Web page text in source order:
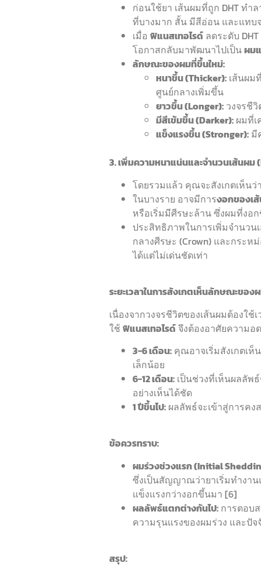
ก่อนใช้ยา เส้นผมที่ถูก DHT ทำ
ที่บางมาก สั้น มีสีอ่อน และแทบ
เมื่อ ฟิแนสเทอไรด์ ลดระดับ
โอกาสกลับมาพัฒนาไปเป็นผม
ลักษณะของผมที่ขึ้นใหม่:
หนาขึ้น (Thicker): เส้นผม
ศูนย์กลางเพิ่มขึ้น
ยาวขึ้น (Longer): วงจรชี
มีสีเข้มขึ้น (Darker): ผมที่
แข็งแรงขึ้น (Stronger): มี
3. เพิ่มความหนาแน่นและจำนวนเส้นผ
โดยรวมแล้ว คุณจะสังเกตเห็นว่า
ในบางราย อาจมีการงอกของเ
หรือเริ่มมีศีรษะล้าน ซึ่งผมที่งอ
ประสิทธิภาพในการเพิ่มจำนว
กลางศีรษะ (Crown) และกระ
ได้แต่ไม่เด่นชัดเท่า
ระยะเวลาในการสังเกตเห็นลักษณะของ
เนื่องจากวงจรชีวิตของเส้นผมต้องใ
ใช้ ฟิแนสเทอไรด์จึงต้องอาศัยความอ
3-6 เดือน: คุณอาจเริ่มสังเกตเ
เล็กน้อย
6-12 เดือน: เป็นช่วงที่เห็นผลลั
อย่างเห็นได้ชัด
1 ปีขึ้นไป: ผลลัพธ์จะเข้าสู่การค
ข้อควรทราบ:
ผมร่วงช่วงแรก (Initial
ซึ่งเป็นสัญญาณว่ายาเริ่มทำงาน
แข็งแรงกว่างอกขึ้นมา [6]
ผลลัพธ์แตกต่างกันไป: การตอบ
ความรุนแรงของผมร่วง และปั
สรุป: